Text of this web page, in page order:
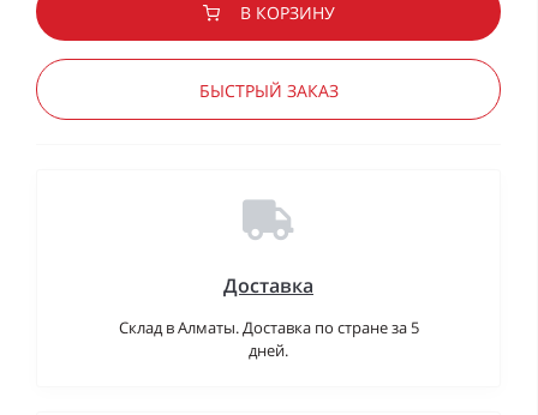
В КОРЗИНУ
БЫСТРЫЙ ЗАКАЗ
Доставка
Склад в Алматы. Доставка по стране за 5
дней.